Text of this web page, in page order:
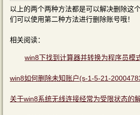
以上的两个两种方法都是可以解决删除这
们可以使用第二种方法进行删除账号哦！
相关阅读：
win8下找到计算器并转换为程序员模
win8如何删除未知账户(s-1-5-21-
关于win8系统无线连接经常为受限状态的